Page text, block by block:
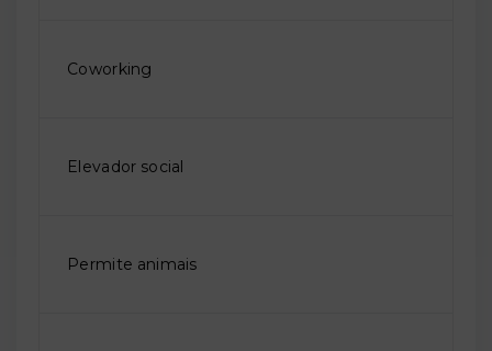
Coworking
Elevador social
Permite animais